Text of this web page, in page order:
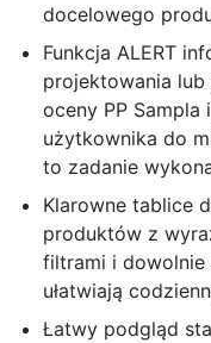
docelowego
Funkcja ALERT
projektowania
oceny PP
użytkownika do
to zadanie
Klarowne tablice
produktów z
filtrami i dowolnie
ułatwiają
Łatwy podgląd